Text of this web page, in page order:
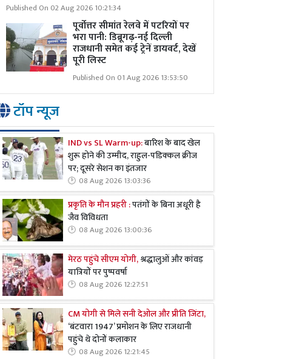
Published On 02 Aug 2026 10:21:34
पूर्वोत्तर सीमांत रेलवे में पटरियों पर
भरा पानी: डिब्रूगढ़-नई दिल्ली
राजधानी समेत कई ट्रेनें डायवर्ट, देखें
पूरी लिस्ट
Published On 01 Aug 2026 13:53:50
टॉप न्यूज
IND vs SL Warm-up:बारिश के बाद खेल
शुरू होने की उम्मीद, राहुल-पडिक्कल क्रीज
पर; दूसरे सेशन का इंतजार
08 Aug 2026 13:03:36
प्रकृति के मौन प्रहरी :पतंगों के बिना अधूरी है
जैव विविधता
08 Aug 2026 13:00:36
मेरठ पहुंचे सीएम योगी,श्रद्धालुओं और कांवड़
यात्रियों पर पुष्पवर्षा
08 Aug 2026 12:27:51
CM योगी से मिले सनी देओल और प्रीति जिंटा,
‘बंटवारा 1947’ प्रमोशन के लिए राजधानी
पहुंचे थे दोनों कलाकार
08 Aug 2026 12:21:45